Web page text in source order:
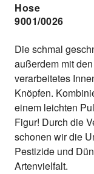
Hose
9001/0026
Die schmal
außerdem mit
verarbeitetes
Knöpfen.
einem leichten
Figur! Durch die
schonen wir die
Pestizide und
Artenvielfalt.